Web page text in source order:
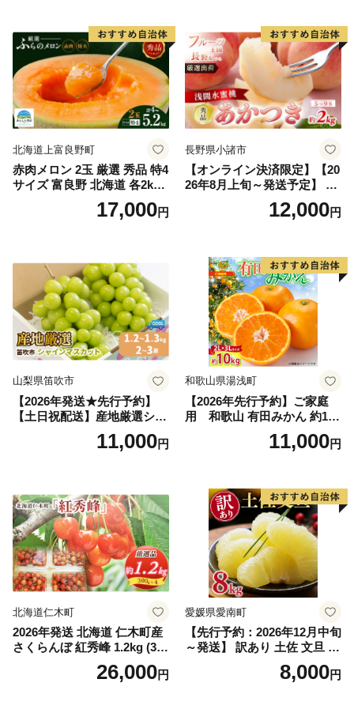
北海道上富良野町
赤肉メロン 2玉 厳選 秀品 特4
サイズ 富良野 北海道 各2kg
～2.6kg 2玉 セット ファーム
富良野 メロン めろん 果物 く
17,000円
長野県小諸市
【オンライン決済限定】【20
26年8月上旬～発送予定】 先
行予約 「浅間水蜜桃プレミ
アム」 もも あかつき 秀品 約
果肉 長野県産 小諸市
12,000円
山梨県笛吹市
【2026年発送★先行予約】
【土日祝配送】産地厳選シャ
インマスカット1.2kg～1.3kg
（2房～3房）※沖縄・離島配
笛吹市 山梨県 フルーツ 果物
ぶどう 葡萄 大粒 シャインマ
スカット おすすめ シャイン
マスカット 贈答 ギフト 産地
笛吹市 シャインマスカット
笛吹 葡萄 国産 ぶどう 人気
国産 1.2kg 先行｜
11,000円
和歌山県湯浅町
【2026年先行予約】ご家庭
用 和歌山 有田みかん 約10k
g (2L、3Lサイズ)【湯浅町】
11,000円
北海道仁木町
2026年発送 北海道 仁木町産
さくらんぼ 紅秀峰 1.2kg (300
g×4パック) Lサイズ以上 旬
桜桃 産地直送 サクランボ チ
26,000円
愛媛県愛南町
【先行予約：2026年12月中旬
～発送】 訳あり 土佐 文旦 8k
g (Mサイズ以上サイズミック
ス) 8000円 わけあり ぶんた
8,000円